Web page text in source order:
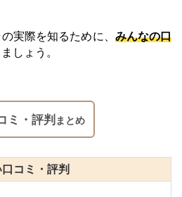
実際を知るために、 みんなの口
しょう。
ミ・評判 まとめ
口コミ・評判